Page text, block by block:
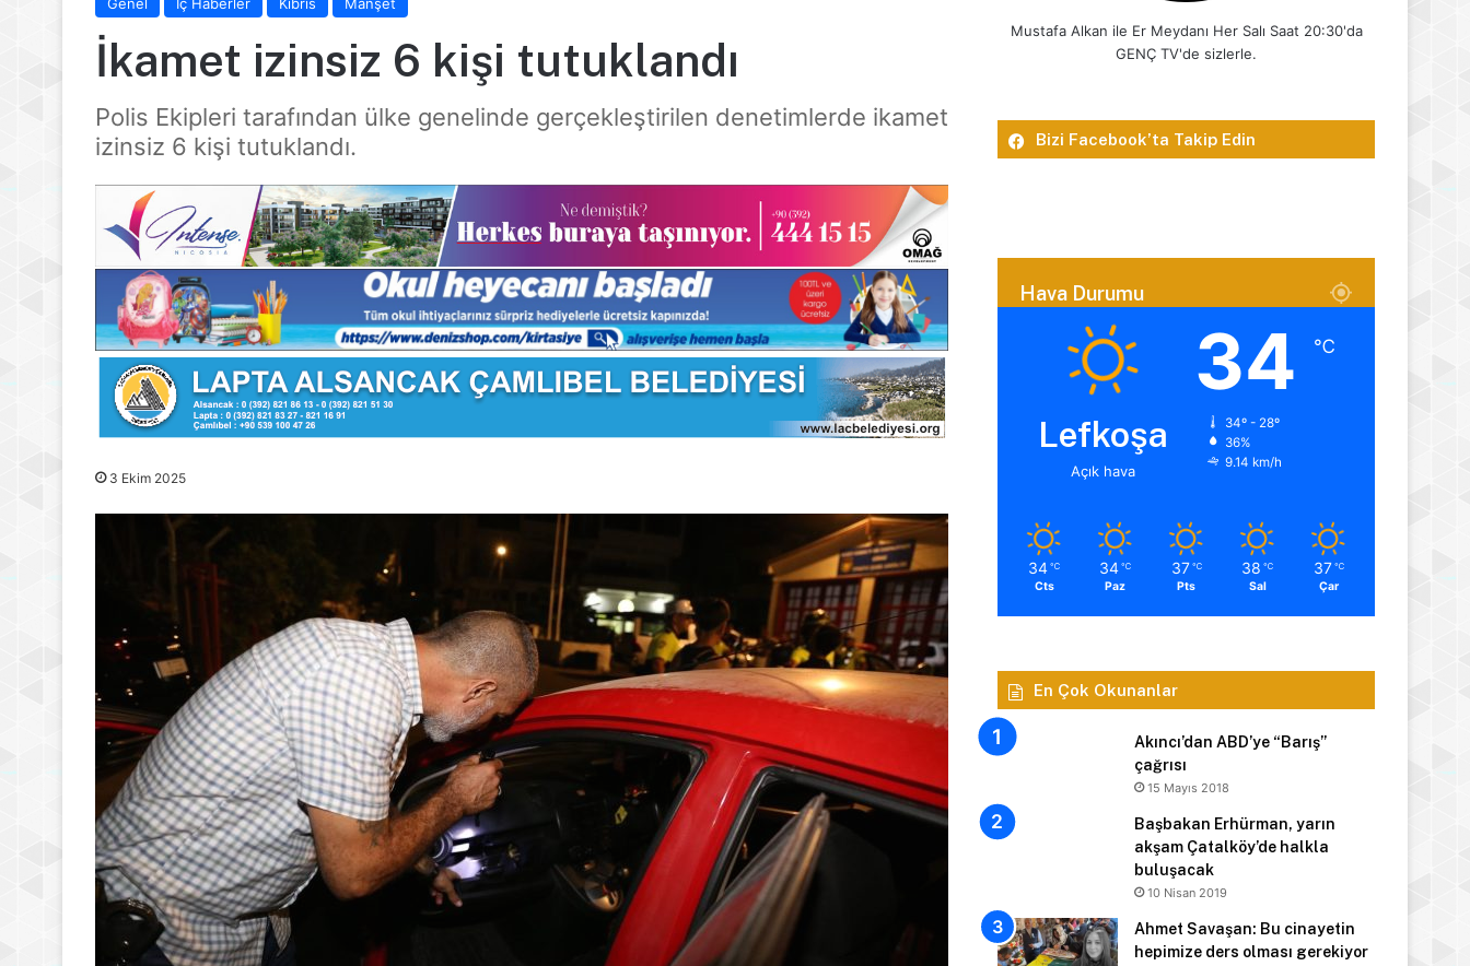
İkamet izinsiz 6 kişi tutuklandı
Polis Ekipleri tarafından ülke genelinde gerçekleştirilen denetimlerde ikamet
izinsiz 6 kişi tutuklandı.
3 Ekim 2025
Mustafa Alkan ile Er Meydanı Her Salı Saat 20:30'da
GENÇ TV'de sizlerle.
Bizi Facebook’ta Takip Edin
Hava Durumu
Lefkoşa
Açık hava
34 ℃
34º - 28º
36%
9.14 km/h
34 ℃
Cts
34 ℃
Paz
37 ℃
Pts
38 ℃
Sal
37 ℃
Çar
En Çok Okunanlar
Akıncı’dan ABD’ye “Barış”
çağrısı
15 Mayıs 2018
Başbakan Erhürman, yarın
akşam Çatalköy’de halkla
buluşacak
10 Nisan 2019
Ahmet Savaşan: Bu cinayetin
hepimize ders olması gerekiyor